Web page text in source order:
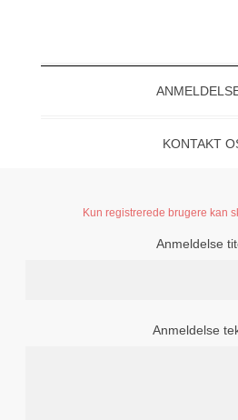
KONTAKT
Kun registrerede brugere kan
Anmeldelse
Anmeldelse